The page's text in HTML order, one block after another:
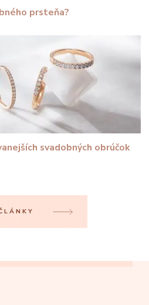
prsteňa?
svadobných obrúčok